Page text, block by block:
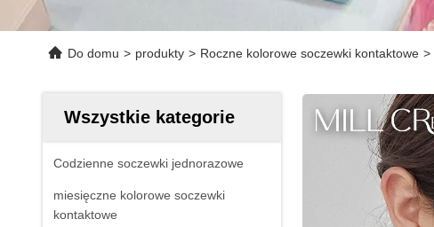
Do domu > produkty > Roczne kolorowe soczewki kontaktowe >
Wszystkie kategorie
Codzienne soczewki jednorazowe
miesięczne kolorowe soczewki
kontaktowe